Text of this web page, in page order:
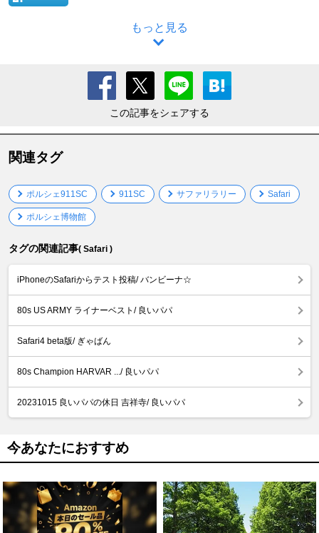
もっと見る
この記事をシェアする
関連タグ
ポルシェ911SC 911SC サファリラリー Safari
ポルシェ博物館
タグの関連記事( Safari )
iPhoneのSafariからテスト投稿/ バンビーナ☆
80s US ARMY ライナーベスト/ 良いパパ
Safari4 beta版/ ぎゃばん
80s Champion HARVAR .../ 良いパパ
20231015 良いパパの休日 吉祥寺/ 良いパパ
今あなたにおすすめ